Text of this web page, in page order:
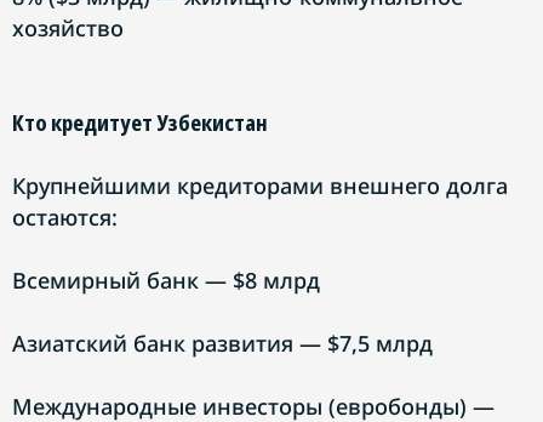
хозяйство
Кто кредитует Узбекистан
Крупнейшими кредиторами внешнего долга
остаются:
Всемирный банк — $8 млрд
Азиатский банк развития — $7,5 млрд
Международные инвесторы (евробонды) —